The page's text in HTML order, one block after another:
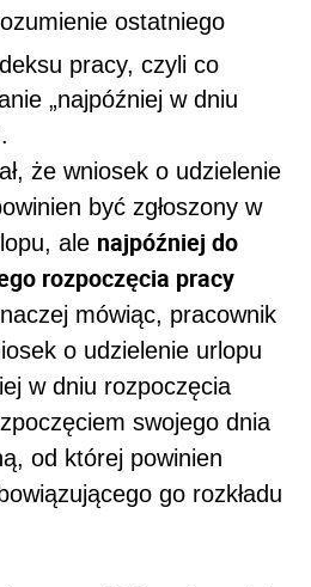
ostatniego
pracy, czyli co
„najpóźniej w dniu
że wniosek o udzielenie
być zgłoszony w
ale najpóźniej do
rozpoczęcia pracy
mówiąc, pracownik
o udzielenie urlopu
w dniu rozpoczęcia
swojego dnia
od której powinien
go rozkładu